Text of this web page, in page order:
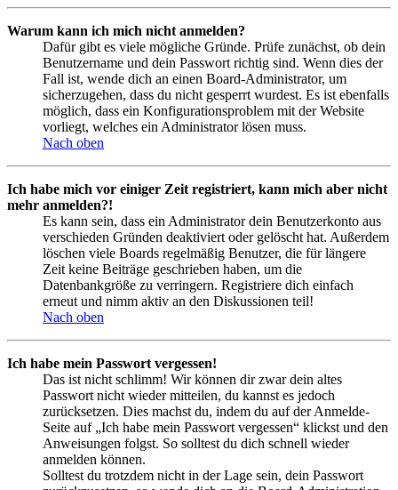
Warum kann ich mich nicht anmelden?
Dafür gibt es viele mögliche Gründe. Prüfe zunächst, ob dein
Benutzername und dein Passwort richtig sind. Wenn dies der
Fall ist, wende dich an einen Board-Administrator, um
sicherzugehen, dass du nicht gesperrt wurdest. Es ist ebenfalls
möglich, dass ein Konfigurationsproblem mit der Website
vorliegt, welches ein Administrator lösen muss.
Nach oben
Ich habe mich vor einiger Zeit registriert, kann mich aber nicht
mehr anmelden?!
Es kann sein, dass ein Administrator dein Benutzerkonto aus
verschieden Gründen deaktiviert oder gelöscht hat. Außerdem
löschen viele Boards regelmäßig Benutzer, die für längere
Zeit keine Beiträge geschrieben haben, um die
Datenbankgröße zu verringern. Registriere dich einfach
erneut und nimm aktiv an den Diskussionen teil!
Nach oben
Ich habe mein Passwort vergessen!
Das ist nicht schlimm! Wir können dir zwar dein altes
Passwort nicht wieder mitteilen, du kannst es jedoch
zurücksetzen. Dies machst du, indem du auf der Anmelde-
Seite auf „Ich habe mein Passwort vergessen“ klickst und den
Anweisungen folgst. So solltest du dich schnell wieder
anmelden können.
Solltest du trotzdem nicht in der Lage sein, dein Passwort